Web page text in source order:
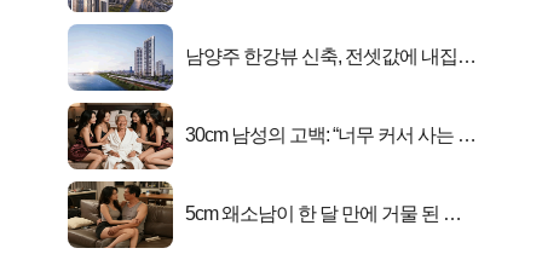
남양주 한강뷰 신축, 전셋값에 내집마
30cm 남성의 고백: “너무 커서 사는 게
5cm 왜소남이 한 달 만에 거물 된 사